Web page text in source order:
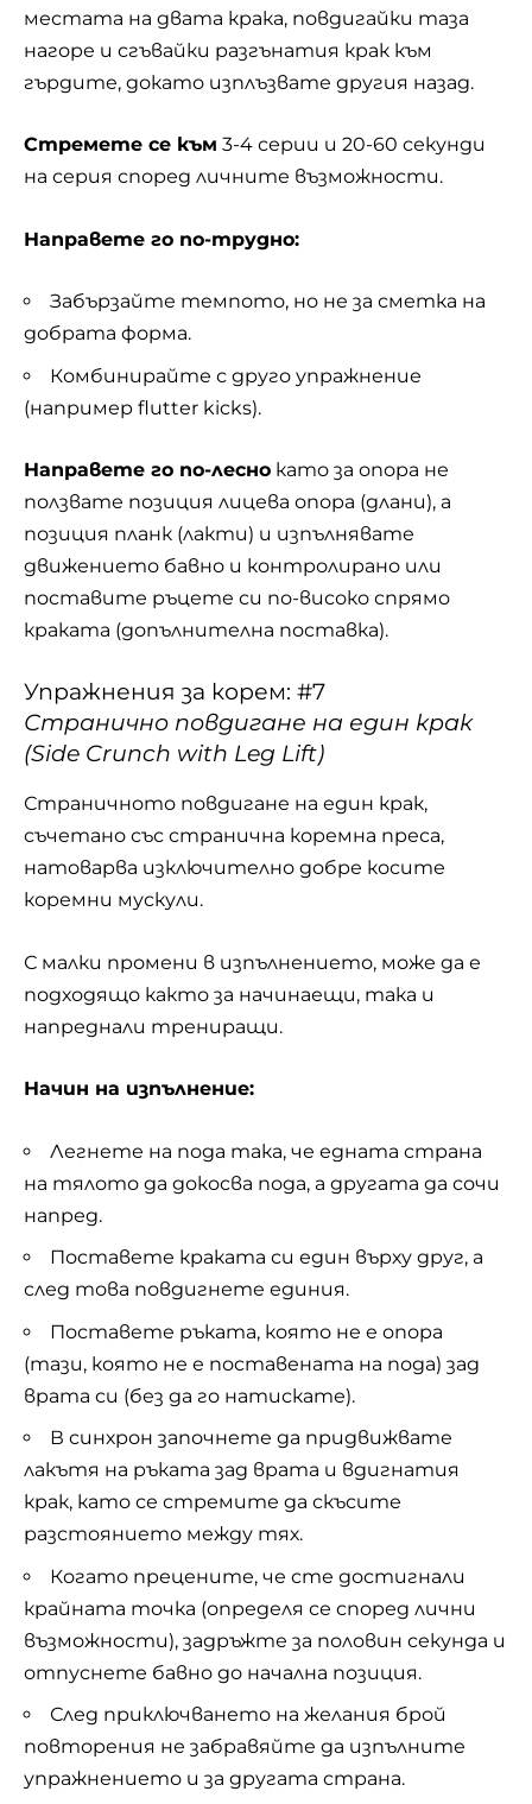
местата на двата крака, повдигайки таза
нагоре и сгъвайки разгънатия крак към
гърдите, докато изплъзвате другия назад.
Стремете се към 3-4 серии и 20-60 секунди
на серия според личните възможности.
Направете го по-трудно:
Забързайте темпото, но не за сметка на
добрата форма.
Комбинирайте с друго упражнение
(например flutter kicks).
Направете го по-лесно като за опора не
ползвате позиция лицева опора (длани), а
позиция планк (лакти) и изпълнявате
движението бавно и контролирано или
поставите ръцете си по-високо спрямо
краката (допълнителна поставка).
Упражнения за корем: #7
Странично повдигане на един крак
(Side Crunch with Leg Lift)
Страничното повдигане на един крак,
съчетано със странична коремна преса,
натоварва изключително добре косите
коремни мускули.
С малки промени в изпълнението, може да е
подходящо както за начинаещи, така и
напреднали трениращи.
Начин на изпълнение:
Легнете на пода така, че едната страна
на тялото да докосва пода, а другата да сочи
напред.
Поставете краката си един върху друг, а
след това повдигнете единия.
Поставете ръката, която не е опора
(тази, която не е поставената на пода) зад
врата си (без да го натискате).
В синхрон започнете да придвижвате
лакътя на ръката зад врата и вдигнатия
крак, като се стремите да скъсите
разстоянието между тях.
Когато прецените, че сте достигнали
крайната точка (определя се според лични
възможности), задръжте за половин секунда и
отпуснете бавно до начална позиция.
След приключването на желания брой
повторения не забравяйте да изпълните
упражнението и за другата страна.